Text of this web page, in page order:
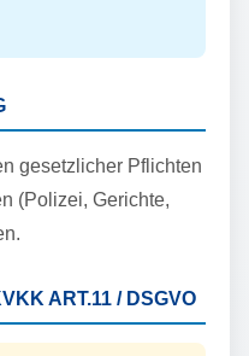
gesetzlicher Pflichten
(Polizei, Gerichte,
ART.11 / DSGVO